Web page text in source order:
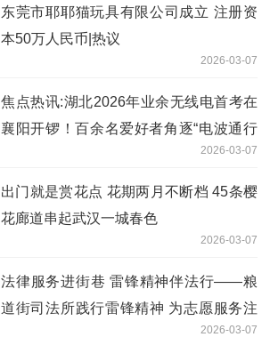
东莞市耶耶猫玩具有限公司成立 注册资
本50万人民币|热议
2026-03-07
焦点热讯:湖北2026年业余无线电首考在
襄阳开锣！百余名爱好者角逐“电波通行
2026-03-07
出门就是赏花点 花期两月不断档 45条樱
花廊道串起武汉一城春色
2026-03-07
法律服务进街巷 雷锋精神伴法行——粮
道街司法所践行雷锋精神 为志愿服务注
2026-03-07